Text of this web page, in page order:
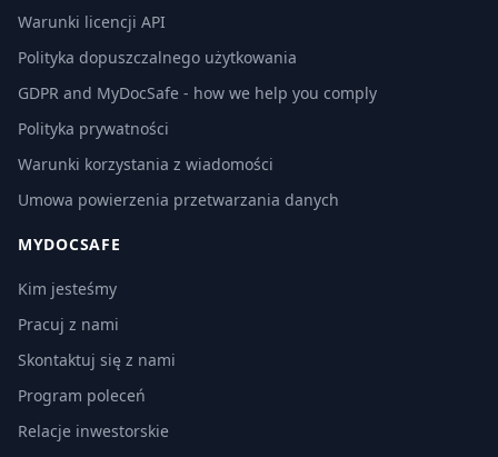
Warunki licencji API
Polityka dopuszczalnego użytkowania
GDPR and MyDocSafe - how we help you comply
Polityka prywatności
Warunki korzystania z wiadomości
Umowa powierzenia przetwarzania danych
MYDOCSAFE
Kim jesteśmy
Pracuj z nami
Skontaktuj się z nami
Program poleceń
Relacje inwestorskie